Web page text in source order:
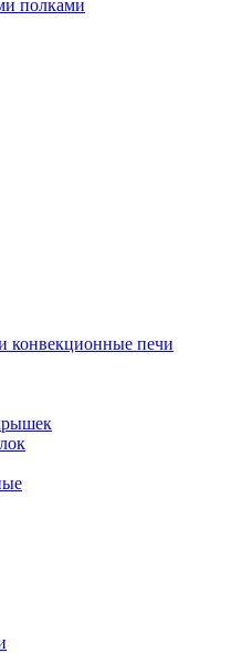
полками
конвекционные печи